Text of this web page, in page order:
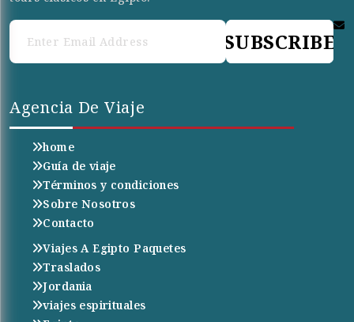
SUBSCRIBE
Agencia De Viaje
home
Guía de viaje
Términos y condiciones
Sobre Nosotros
Contacto
Viajes A Egipto Paquetes
Traslados
Jordania
viajes espirituales